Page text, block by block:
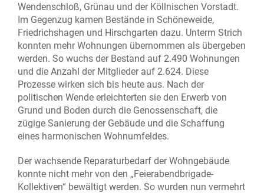
Wendenschloß, Grünau und der Köllnischen Vorstadt.
Im Gegenzug kamen Bestände in Schöneweide,
Friedrichshagen und Hirschgarten dazu. Unterm Strich
konnten mehr Wohnungen übernommen als übergeben
werden. So wuchs der Bestand auf 2.490 Wohnungen
und die Anzahl der Mitglieder auf 2.624. Diese
Prozesse wirken sich bis heute aus. Nach der
politischen Wende erleichterten sie den Erwerb von
Grund und Boden durch die Genossenschaft, die
zügige Sanierung der Gebäude und die Schaffung
eines harmonischen Wohnumfeldes.
Der wachsende Reparaturbedarf der Wohngebäude
konnte nicht mehr von den „Feierabendbrigade-
Kollektiven“ bewältigt werden. So wurden nun vermehrt